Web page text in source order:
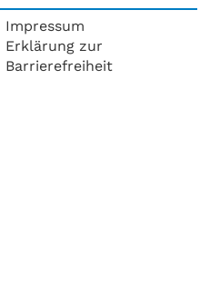
Impressum
Erklärung zur
Barrierefreiheit